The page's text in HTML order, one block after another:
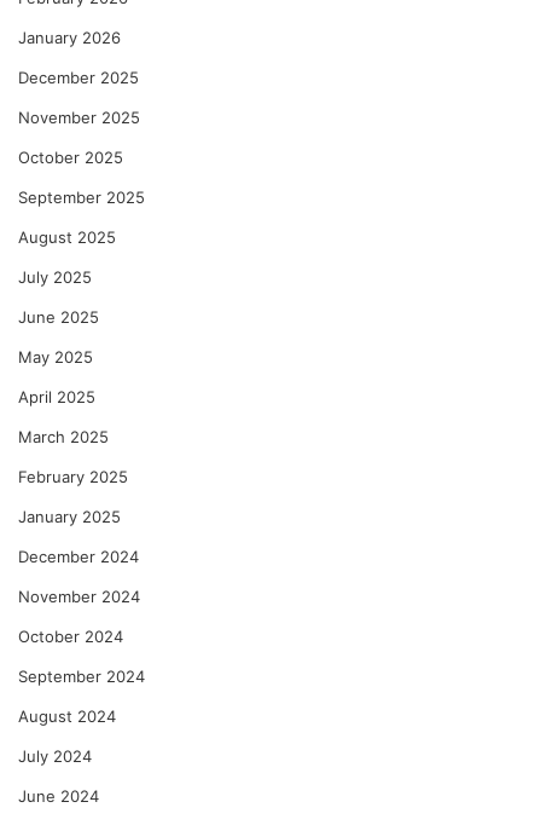
January 2026
December 2025
November 2025
October 2025
September 2025
August 2025
July 2025
June 2025
May 2025
April 2025
March 2025
February 2025
January 2025
December 2024
November 2024
October 2024
September 2024
August 2024
July 2024
June 2024